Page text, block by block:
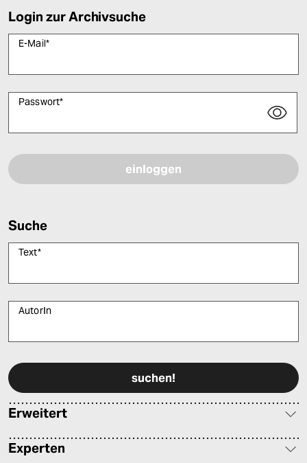
Login zur Archivsuche
E-Mail*
Passwort*
Suche
Text*
AutorIn
Erweitert
Experten